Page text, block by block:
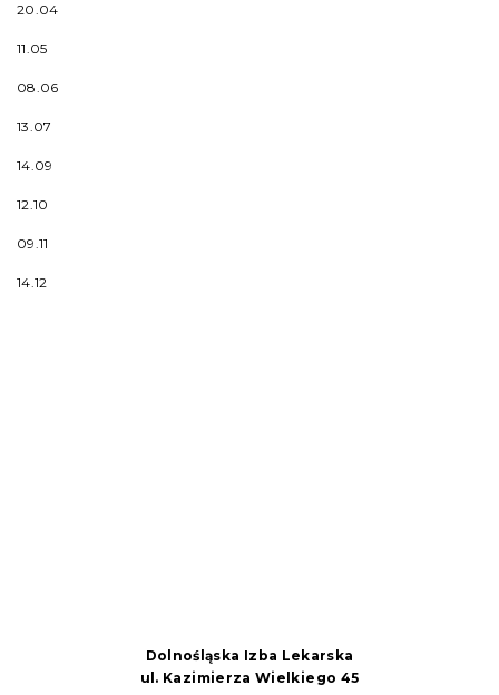
20.04
11.05
08.06
13.07
14.09
12.10
09.11
14.12
Dolnośląska Izba Lekarska
ul. Kazimierza Wielkiego 45